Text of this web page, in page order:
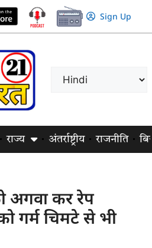
Sign Up
राज्य अंतर्राष्ट्रीय राजनीति
अगवा कर रेप
गर्म चिमटे से भी